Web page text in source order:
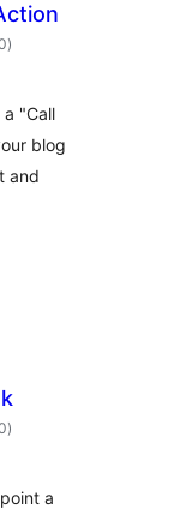
total
ratings
)
a "Call
blog
and
total
ratings
)
a